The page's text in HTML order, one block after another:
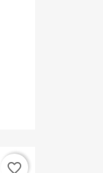
favorite_border